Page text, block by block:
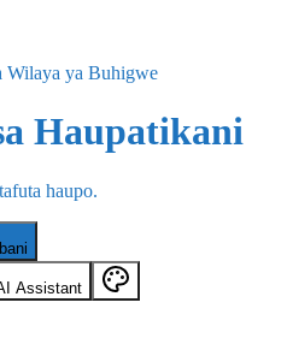
Wilaya ya Buhigwe
Haupatikani
haupo.
Assistant